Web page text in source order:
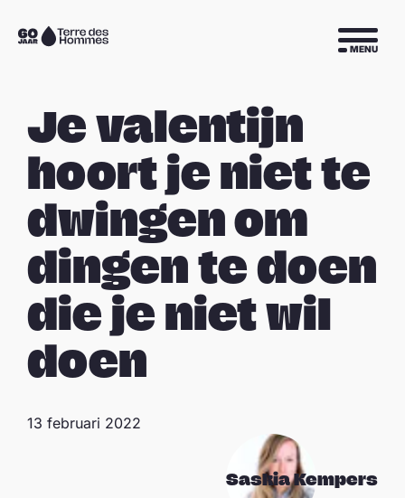
Sla navigatie over
Naar
MENU
Je valentijn
hoort je niet te
dwingen om
dingen te doen
die je niet wil
doen
Saskia Kempers
13 februari 2022